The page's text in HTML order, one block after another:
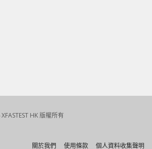
HK 版權所有
關於我們 使用條款 個人資料收集聲明